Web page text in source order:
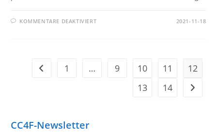
KOMMENTARE DEAKTIVIERTFÜR
KLIMAGIPFEL
2021-11-18
Zur vorherigen Seite
1 … 9 10 11
12
13
14 Zur
CC4F-Newsletter